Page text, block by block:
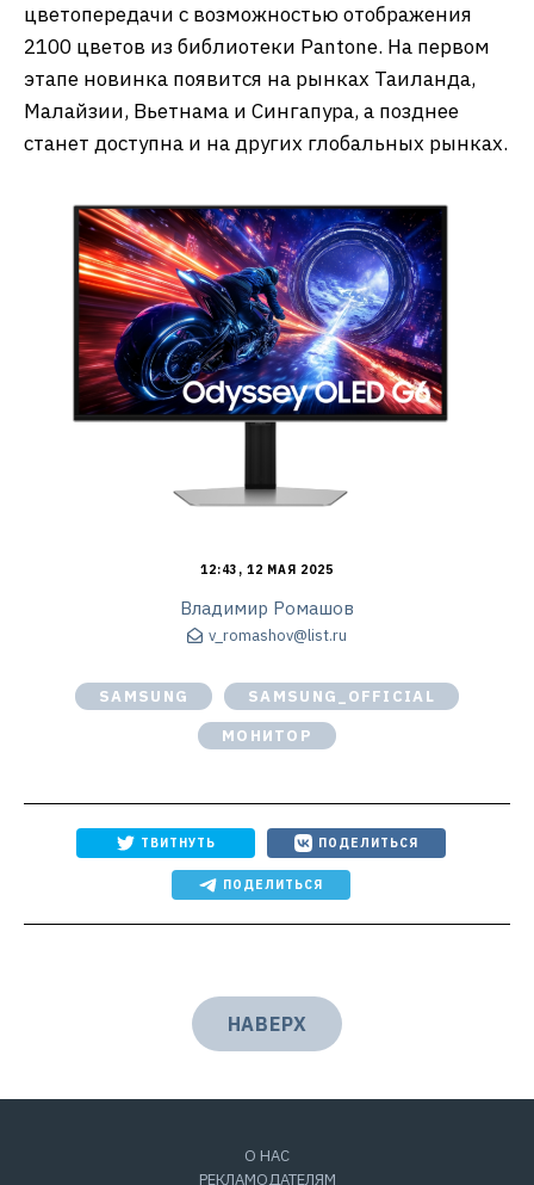
цветопередачи с возможностью отображения
2100 цветов из библиотеки Pantone. На первом
этапе новинка появится на рынках Таиланда,
Малайзии, Вьетнама и Сингапура, а позднее
станет доступна и на других глобальных рынках.
12:43, 12 МАЯ 2025
Владимир Ромашов
v_romashov@list.ru
SAMSUNG
SAMSUNG_OFFICIAL
МОНИТОР
ТВИТНУТЬ ПОДЕЛИТЬСЯ
ПОДЕЛИТЬСЯ
НАВЕРХ
О НАС
РЕКЛАМОДАТЕЛЯМ